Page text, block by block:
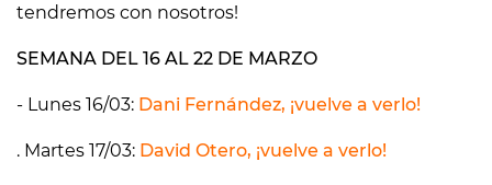
tendremos con nosotros!
SEMANA DEL 16 AL 22 DE MARZO
- Lunes 16/03: Dani Fernández, ¡vuelve a verlo!
. Martes 17/03: David Otero, ¡vuelve a verlo!